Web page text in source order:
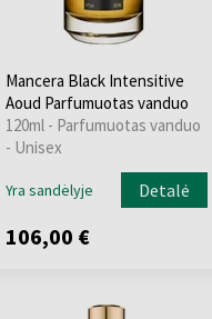
Mancera Black Intensitive
Aoud Parfumuotas vanduo
120ml - Parfumuotas vanduo
- Unisex
Yra sandėlyje Detalė
106,00 €